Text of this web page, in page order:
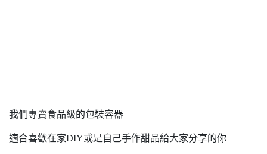
我們專賣食品級的包裝容器
適合喜歡在家DIY或是自己手作甜品給大家分享的你